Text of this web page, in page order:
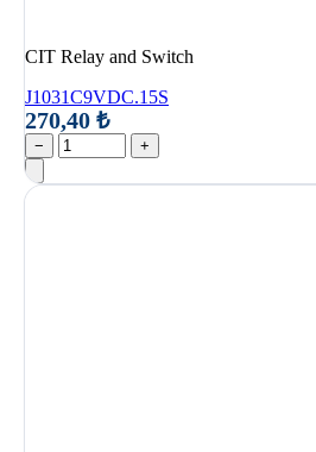
CIT Relay and Switch
J1031C9VDC.15S
270,40 ₺
− +